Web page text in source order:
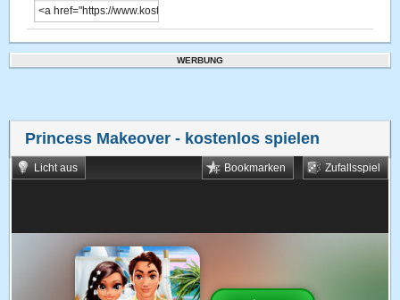
WERBUNG
Princess Makeover - kostenlos spielen
Licht aus Zufallsspiel
Bookmarken